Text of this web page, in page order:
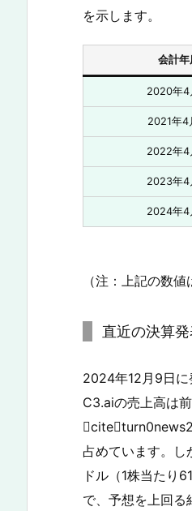
を示します。
会計年
2020年4
2021年4
2022年4
2023年4
2024年4
（注：上記の数
直近の決算
2024年12月9日に
C3.aiの売上高は
占めています。
ドル（1株当たり
で、予想を上回